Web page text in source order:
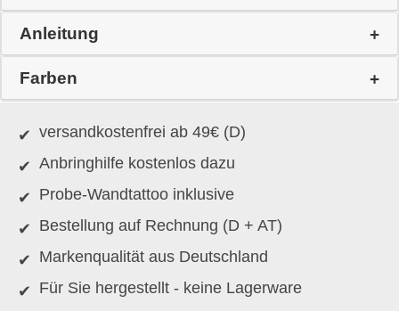
Anleitung
Farben
versandkostenfrei ab 49€ (D)
Anbringhilfe kostenlos dazu
Probe-Wandtattoo inklusive
Bestellung auf Rechnung (D + AT)
Markenqualität aus Deutschland
Für Sie hergestellt - keine Lagerware